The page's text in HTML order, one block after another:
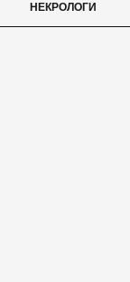
НЕКРОЛОГИ